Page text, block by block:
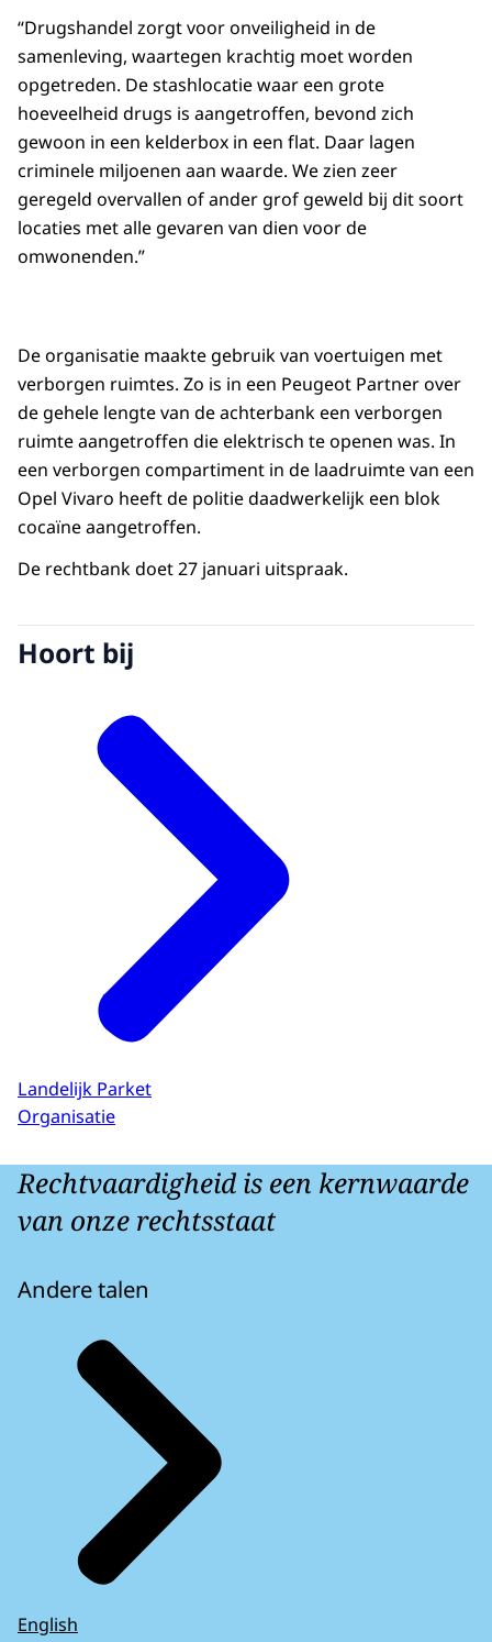
“Drugshandel zorgt voor onveiligheid in de
samenleving, waartegen krachtig moet worden
opgetreden. De stashlocatie waar een grote
hoeveelheid drugs is aangetroffen, bevond zich
gewoon in een kelderbox in een flat. Daar lagen
criminele miljoenen aan waarde. We zien zeer
geregeld overvallen of ander grof geweld bij dit soort
locaties met alle gevaren van dien voor de
omwonenden.”
De organisatie maakte gebruik van voertuigen met
verborgen ruimtes. Zo is in een Peugeot Partner over
de gehele lengte van de achterbank een verborgen
ruimte aangetroffen die elektrisch te openen was. In
een verborgen compartiment in de laadruimte van een
Opel Vivaro heeft de politie daadwerkelijk een blok
cocaïne aangetroffen.
De rechtbank doet 27 januari uitspraak.
Hoort bij
Landelijk Parket
Organisatie
Rechtvaardigheid is een kernwaarde
van onze rechtsstaat
Andere talen
English